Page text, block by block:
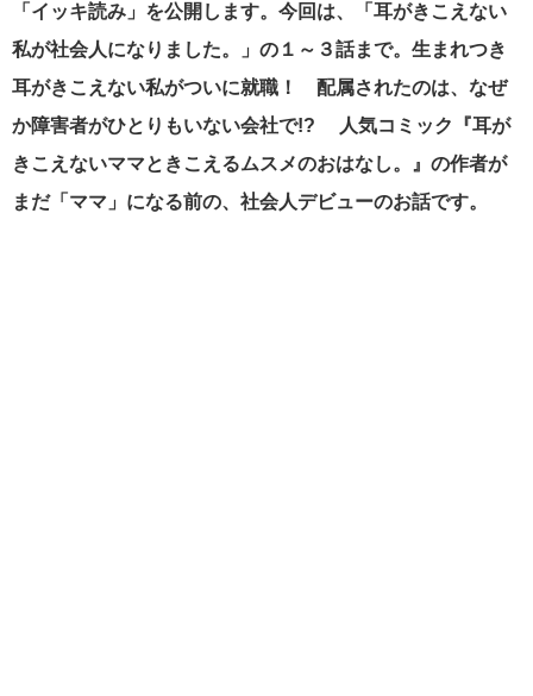
「イッキ読み」を公開します。今回は、「耳がきこえない
私が社会人になりました。」の１～３話まで。生まれつき
耳がきこえない私がついに就職！ 配属されたのは、なぜ
か障害者がひとりもいない会社で!? 人気コミック『耳が
きこえないママときこえるムスメのおはなし。』の作者が
まだ「ママ」になる前の、社会人デビューのお話です。